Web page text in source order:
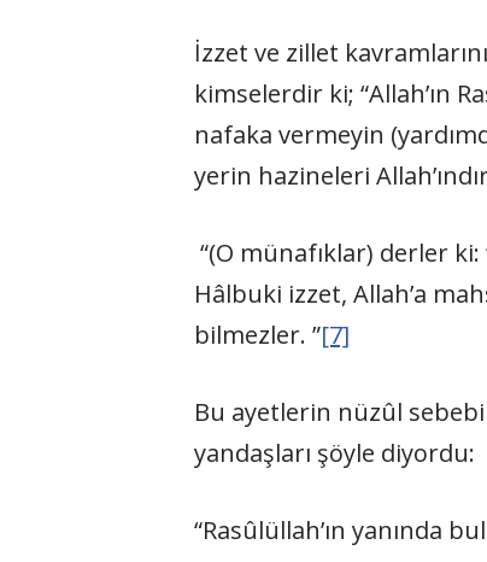
İzzet ve zillet
kimselerdir ki; “Allah’ın
nafaka vermeyin
yerin hazineleri
“(O münafıklar) derler
Hâlbuki izzet, Allah’a
bilmezler. ”[7]
Bu ayetlerin nüzûl sebebi
yandaşları şöyle diyordu:
“Rasûlüllah’ın yanında